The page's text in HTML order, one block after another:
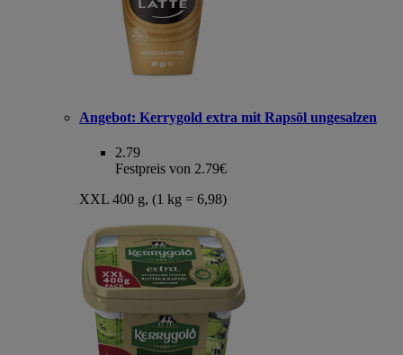
Angebot: Kerrygold extra mit Rapsöl ungesalzen
2.79
Festpreis von 2.79€
XXL 400 g, (1 kg = 6,98)